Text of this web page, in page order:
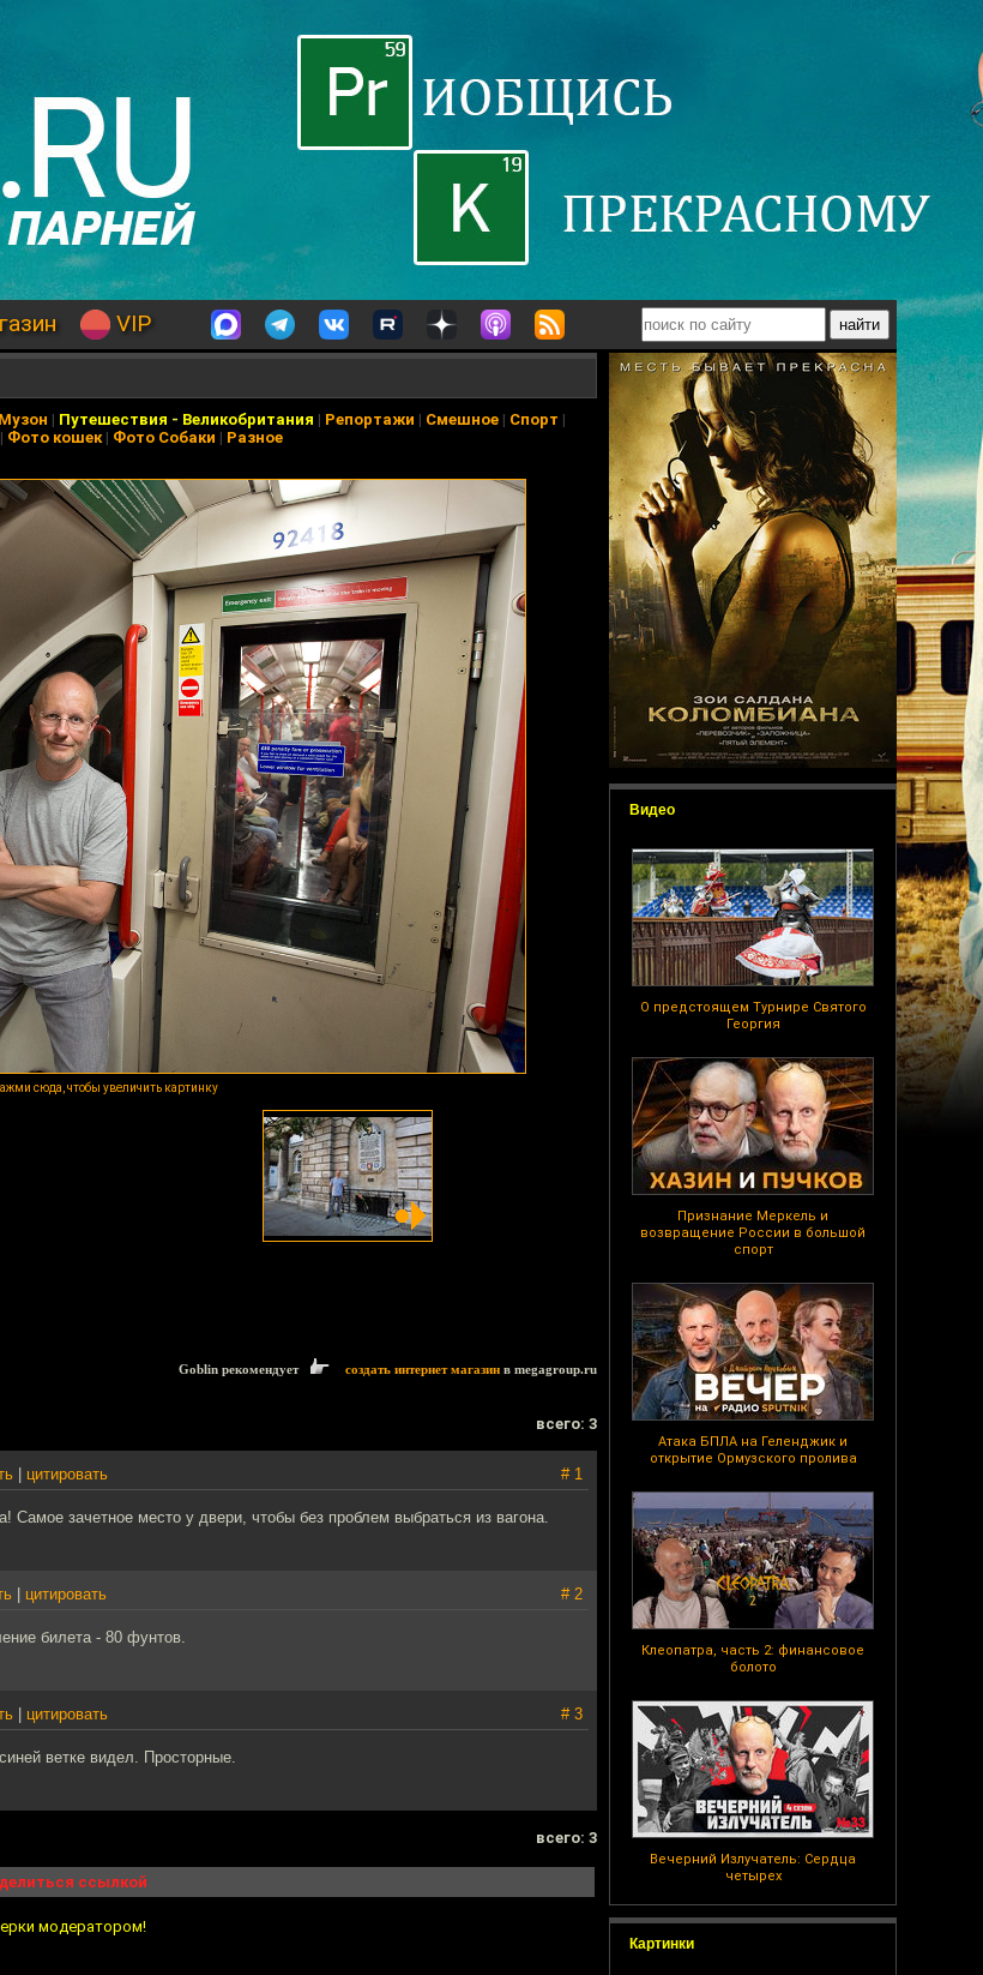
VIP
Видео
О предстоящем Турнире Святого
Георгия
Признание Меркель и
возвращение России в большой
спорт
Атака БПЛА на Геленджик и
открытие Ормузского пролива
Клеопатра, часть 2: финансовое
болото
Вечерний Излучатель: Сердца
четырех
Картинки
Музон | Путешествия - Великобритания | Репортажи | Смешное | Спорт |
| Фото кошек| Фото Собаки | Разное
сюда, чтобы увеличить картинку
Goblin рекомендует создать интернет магазин в megagroup.ru
всего: 3
цитировать # 1
Самое зачетное место у двери, чтобы без проблем выбраться из вагона.
цитировать # 2
билета - 80 фунтов.
цитировать # 3
ветке видел. Просторные.
всего: 3
ссылкой
модератором!